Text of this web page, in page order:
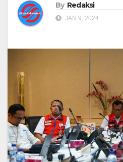
By Redaksi
JAN 9, 2024